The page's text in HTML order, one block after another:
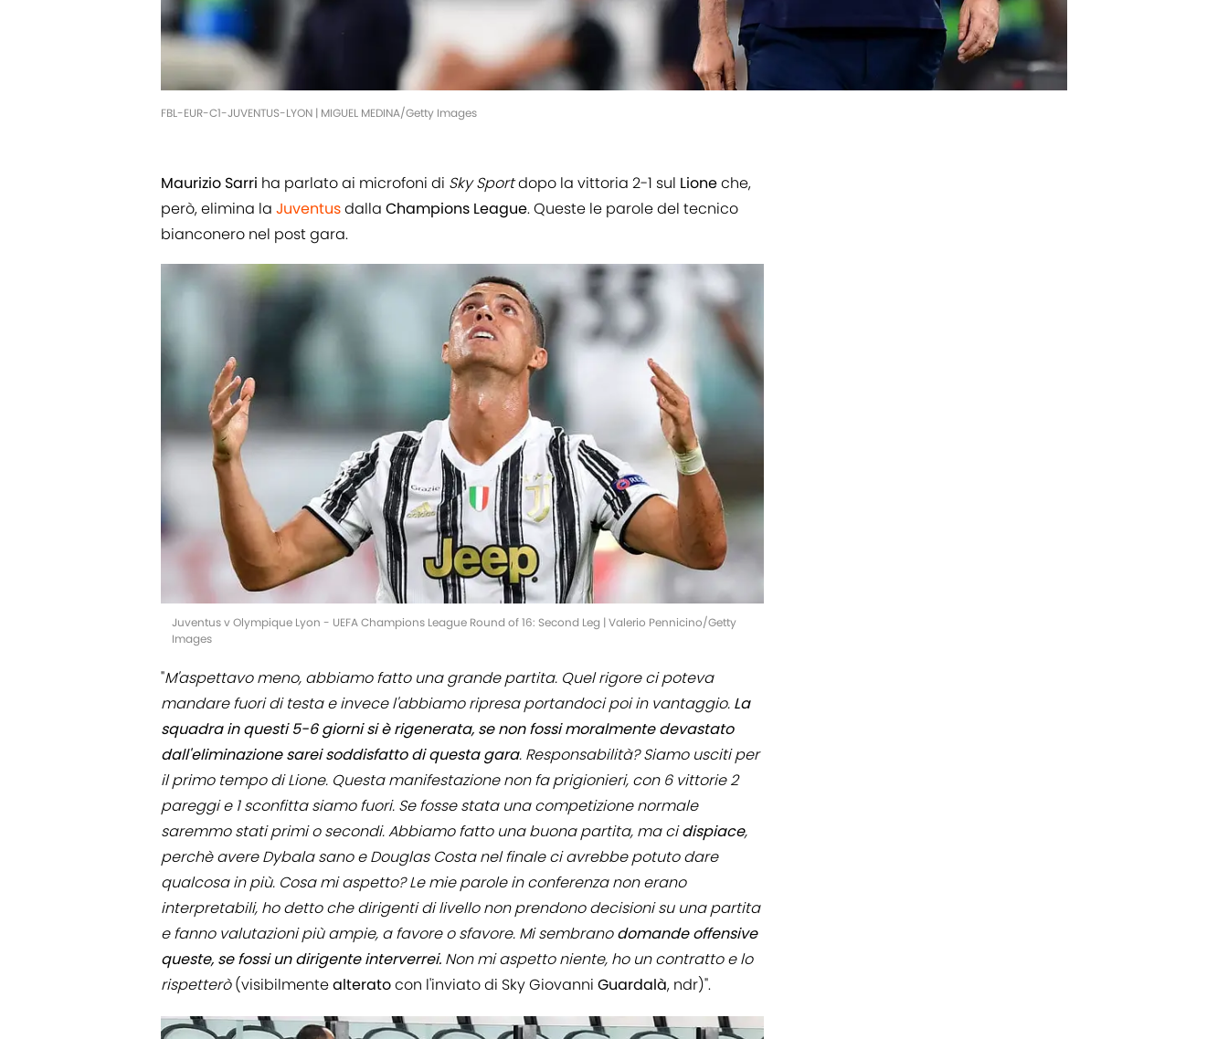
FBL-EUR-C1-JUVENTUS-LYON | MIGUEL MEDINA/Getty Images
Maurizio Sarri ha parlato ai microfoni di Sky Sportdopo la vittoria 2-1 sul Lioneche,
però, elimina la Juventusdalla Champions League. Queste le parole del tecnico
bianconero nel post gara.
Juventus v Olympique Lyon - UEFA Champions League Round of 16: Second Leg | Valerio Pennicino/Getty
Images
"M'aspettavo meno, abbiamo fatto una grande partita. Quel rigore ci poteva
mandare fuori di testa e invece l'abbiamo ripresa portandoci poi in vantaggio. La
squadra in questi 5-6 giorni si è rigenerata, se non fossi moralmente devastato
dall'eliminazione sarei soddisfatto di questa gara. Responsabilità? Siamo usciti per
il primo tempo di Lione. Questa manifestazione non fa prigionieri, con 6 vittorie 2
pareggi e 1 sconfitta siamo fuori. Se fosse stata una competizione normale
saremmo stati primi o secondi. Abbiamo fatto una buona partita, ma cidispiace,
perchè avere Dybala sano e Douglas Costa nel finale ci avrebbe potuto dare
qualcosa in più. Cosa mi aspetto? Le mie parole in conferenza non erano
interpretabili, ho detto che dirigenti di livello non prendono decisioni su una partita
e fanno valutazioni più ampie, a favore o sfavore. Mi sembranodomande offensive
queste, se fossi un dirigente interverrei. Non mi aspetto niente, ho un contratto e lo
rispetterò(visibilmentealteratocon l'inviato di Sky Giovanni Guardalà, ndr)".